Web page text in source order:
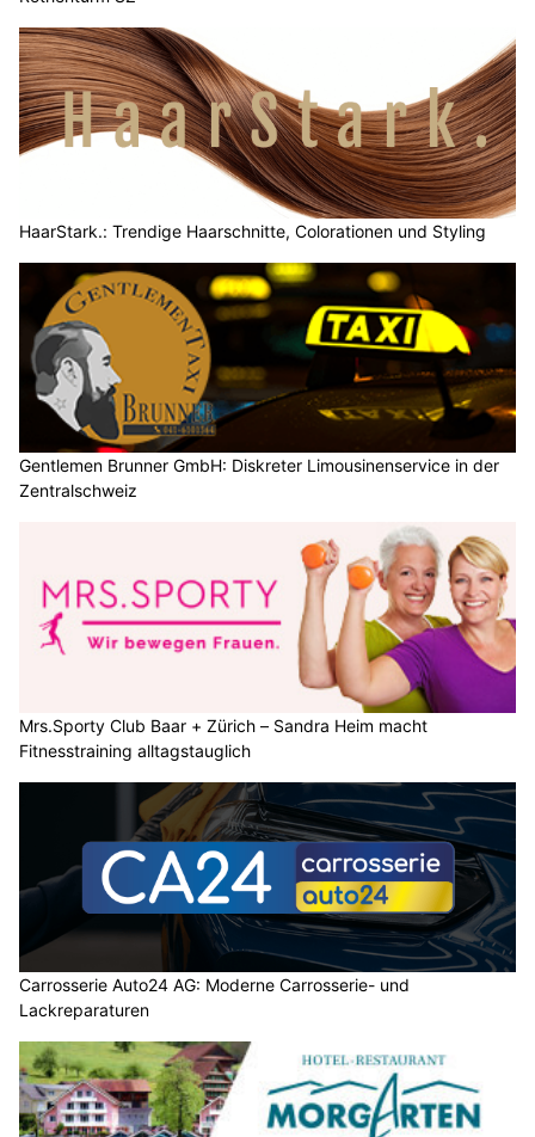
HaarStark.: Trendige Haarschnitte, Colorationen und Styling
Gentlemen Brunner GmbH: Diskreter Limousinenservice in der
Zentralschweiz
Mrs.Sporty Club Baar + Zürich – Sandra Heim macht
Fitnesstraining alltagstauglich
Carrosserie Auto24 AG: Moderne Carrosserie- und
Lackreparaturen